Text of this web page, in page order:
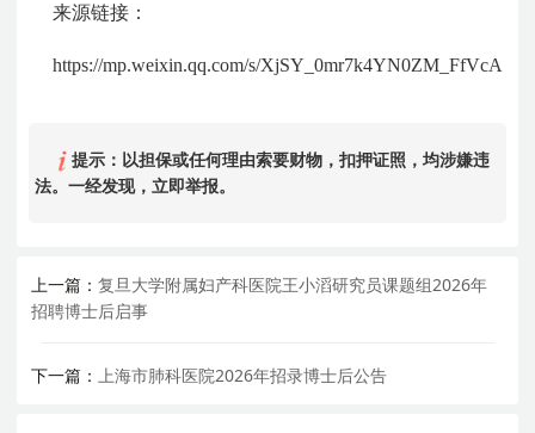
来源链接：
https://mp.weixin.qq.com/s/XjSY_0mr7k4YN0ZM_FfVcA
提示：以担保或任何理由索要财物，扣押证照，均涉嫌违
法。一经发现，立即举报。
上一篇：复旦大学附属妇产科医院王小滔研究员课题组2026年
招聘博士后启事
下一篇： 上海市肺科医院2026年招录博士后公告